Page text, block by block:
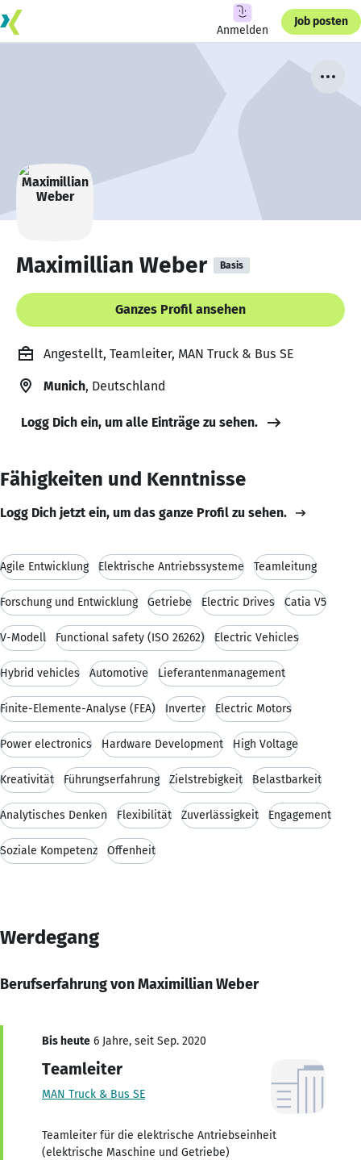
Anmelden
Job posten
Maximillian Weber Basis
Ganzes Profil ansehen
Angestellt, Teamleiter, MAN Truck & Bus SE
Munich, Deutschland
Logg Dich ein, um alle Einträge zu sehen.
Fähigkeiten und Kenntnisse
Logg Dich jetzt ein, um das ganze Profil zu sehen.
Agile Entwicklung Elektrische Antriebssysteme Teamleitung
Forschung und Entwicklung Getriebe Electric Drives Catia V5
V-Modell Functional safety (ISO 26262) Electric Vehicles
Hybrid vehicles Automotive Lieferantenmanagement
Finite-Elemente-Analyse (FEA) Inverter Electric Motors
Power electronics Hardware Development High Voltage
Kreativität Führungserfahrung Zielstrebigkeit Belastbarkeit
Analytisches Denken Flexibilität Zuverlässigkeit Engagement
Soziale Kompetenz Offenheit
Werdegang
Berufserfahrung von Maximillian Weber
Bis heute 6 Jahre, seit Sep. 2020
Teamleiter
MAN Truck & Bus SE
Teamleiter für die elektrische Antriebseinheit
(elektrische Maschine und Getriebe)